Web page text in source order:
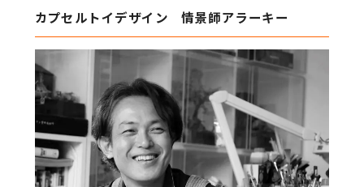
カプセルトイデザイン 情景師アラーキー